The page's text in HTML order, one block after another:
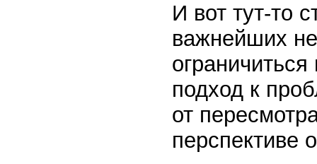
И вот тут-то
важнейших
подход к
от
перспективе